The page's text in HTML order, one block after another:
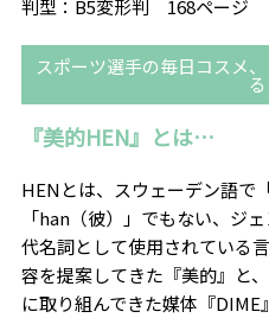
判型：B5変形判 168ページ
スポーツ選手の毎日コスメ
る
『美的HEN』とは…
HENとは、スウェーデン語で
「han（彼）」でもない、ジ
代名詞として使用されている言
容を提案してきた『美的』と、
に取り組んできた媒体『DIME